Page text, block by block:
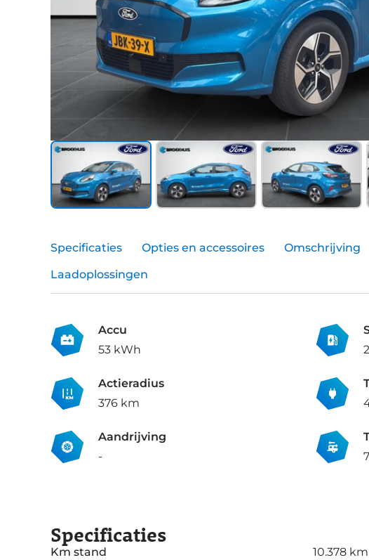
Specificaties Opties en accessoires Omschrijving
Laadoplossingen
Accu
53 kWh
Actieradius
376 km
Aandrijving
-
Specificaties
Km stand 10.378 km